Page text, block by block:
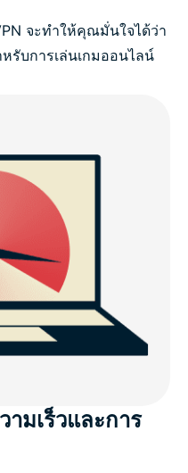
จะทำให้คุณมั่นใจได้ว่า
รับการเล่นเกมออนไลน์
มเร็วและการ